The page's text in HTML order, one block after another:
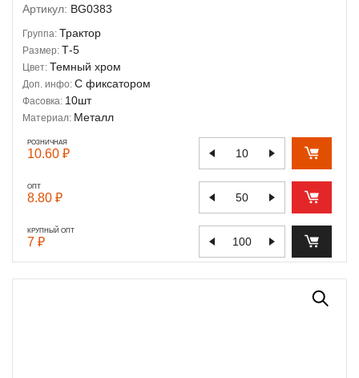
Артикул: BG0383
Группа: Трактор
Размер: Т-5
Цвет: Темный хром
Доп. инфо: С фиксатором
Фасовка: 10шт
Материал: Металл
РОЗНИЧНАЯ
10.60 ₽
ОПТ
8.80 ₽
КРУПНЫЙ ОПТ
7 ₽